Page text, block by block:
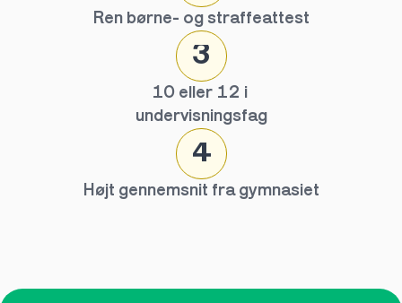
Ren børne- og straffeattest
3
10 eller 12 i
undervisningsfag
4
Højt gennemsnit fra gymnasiet